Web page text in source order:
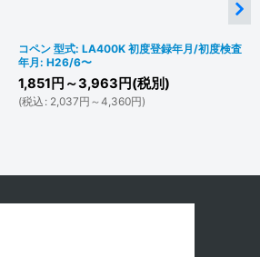
コペン 型式: LA400K 初度登録年月/初度検査
年月: H26/6〜
1,851 円 ～3,963 円(税別)
(税込 : 2,037円 ～4,360円)